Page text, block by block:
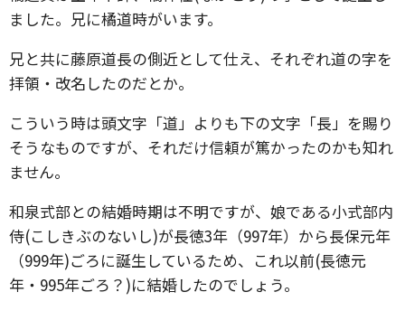
ました。兄に橘道時がいます。
兄と共に藤原道長の側近として仕え、それぞれ道の字を
拝領・改名したのだとか。
こういう時は頭文字「道」よりも下の文字「長」を賜り
そうなものですが、それだけ信頼が篤かったのかも知れ
ません。
和泉式部との結婚時期は不明ですが、娘である小式部内
侍(こしきぶのないし)が長徳3年（997年）から長保元年
（999年)ごろに誕生しているため、これ以前(長徳元
年・995年ごろ？)に結婚したのでしょう。